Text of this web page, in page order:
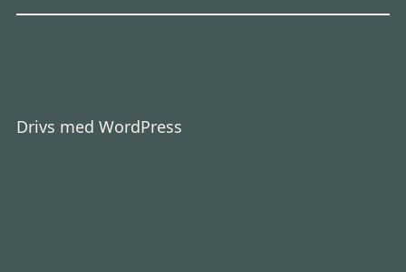
Drivs med WordPress